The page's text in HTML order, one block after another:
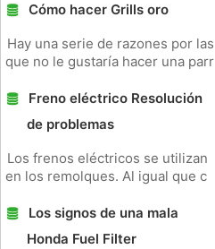
Cómo hacer Grills oro
Hay una serie de razones por las
que no le gustaría hacer una parr
Freno eléctrico Resolución
de problemas
Los frenos eléctricos se utilizan
en los remolques. Al igual que c
Los signos de una mala
Honda Fuel Filter